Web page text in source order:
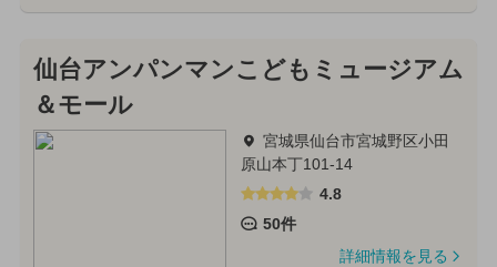
仙台アンパンマンこどもミュージアム
＆モール
宮城県仙台市宮城野区小田
原山本丁101-14
4.8
50件
詳細情報を見る